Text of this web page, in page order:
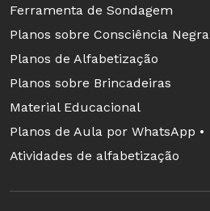
criticando o governo.
Ferramenta de Sondagem
Planos sobre Consciência Negra
Planos de Alfabetização
Planos sobre Brincadeiras
Material Educacional
Planos de Aula por WhatsApp •
Atividades de alfabetização